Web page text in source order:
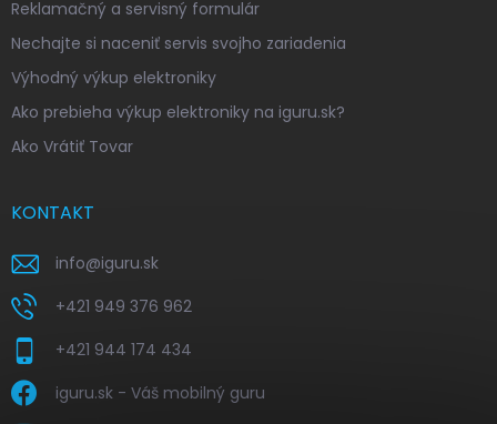
Reklamačný a servisný formulár
Nechajte si naceniť servis svojho zariadenia
Výhodný výkup elektroniky
Ako prebieha výkup elektroniky na iguru.sk?
Ako Vrátiť Tovar
KONTAKT
info@iguru.sk
+421 949 376 962
+421 944 174 434
iguru.sk - Váš mobilný guru